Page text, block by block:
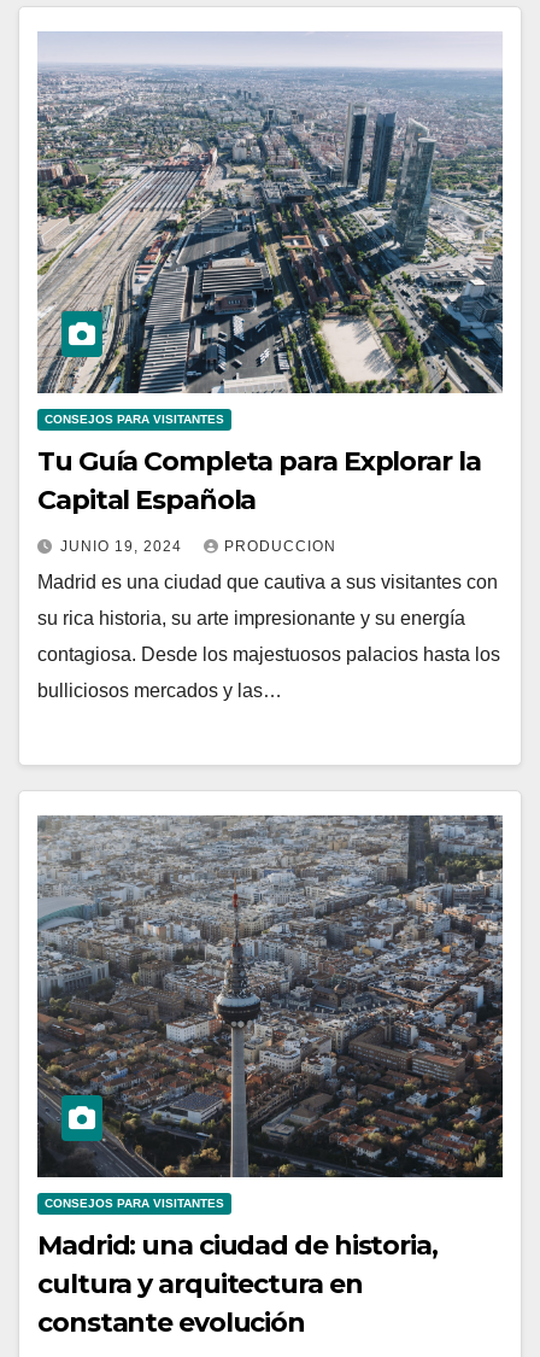
CONSEJOS PARA VISITANTES
Tu Guía Completa para Explorar la
Capital Española
JUNIO 19, 2024 PRODUCCION
Madrid es una ciudad que cautiva a sus visitantes con
su rica historia, su arte impresionante y su energía
contagiosa. Desde los majestuosos palacios hasta los
bulliciosos mercados y las…
CONSEJOS PARA VISITANTES
Madrid: una ciudad de historia,
cultura y arquitectura en
constante evolución